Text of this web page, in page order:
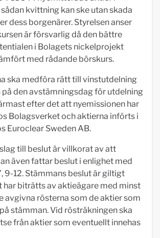
kvittning kan ske utan skada
dess borgenärer. Styrelsen anser
är försvarlig då den bättre
i Bolagets nickelprojekt
med rådande börskurs.
ska medföra rätt till vinstutdelning
den avstämningsdag för utdelning
efter det att nyemissionen har
Bolagsverket och aktierna införts i
Euroclear Sweden AB.
till beslut är villkorat av att
även fattar beslut i enlighet med
9-12. Stämmans beslut är giltigt
har biträtts av aktieägare med minst
avgivna rösterna som de aktier som
stämman. Vid rösträkningen ska
från aktier som eventuellt innehas